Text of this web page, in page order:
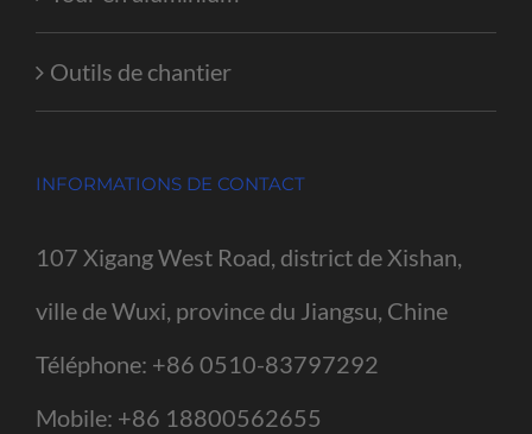
Outils de chantier
INFORMATIONS DE CONTACT
107 Xigang West Road, district de Xishan,
ville de Wuxi, province du Jiangsu, Chine
Téléphone: +86 0510-83797292
Mobile: +86 18800562655